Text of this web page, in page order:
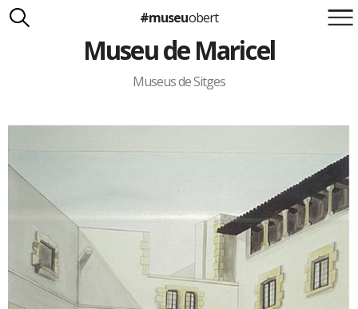
Suma't a la iniciativa
Carlota Royo
Francesca Barcellona
#museuobert
Museu de Maricel
Museus de Sitges